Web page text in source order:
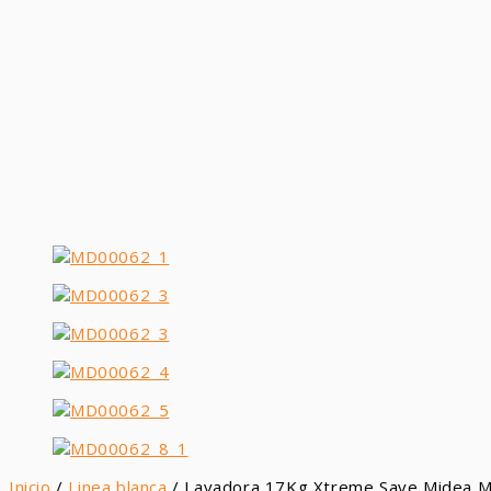
Inicio / Linea blanca / Lavadora 17Kg Xtreme Save Midea